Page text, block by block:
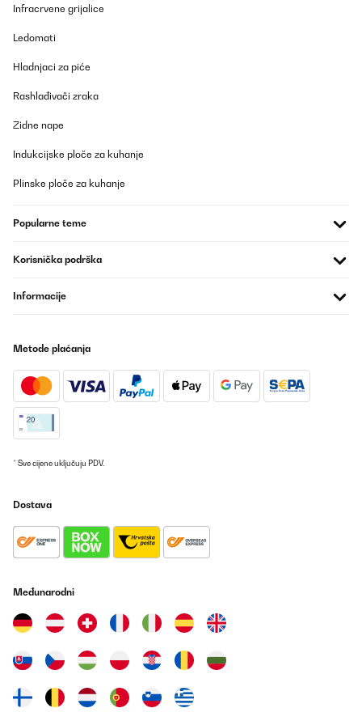
Usuario/a de amazon
23/07/2025
Amazon-Benutzer
Prevedi
Buen producto
Usuario/a de amazon
Prevedi
Broodtrommel van goed kwaliteit fruit en brood gescheiden
werkt goed. Sluit goed waardoor brood niet in aanraking komt
Amazon-gebruiker
Prevedi
Infracrvene grijalice
Ledomati
Hladnjaci za piće
Rashlađivači zraka
Zidne nape
Indukcijske ploče za kuhanje
Plinske ploče za kuhanje
Popularne teme
Korisnička podrška
Informacije
Metode plaćanja
* Sve cijene uključuju PDV.
Dostava
Međunarodni